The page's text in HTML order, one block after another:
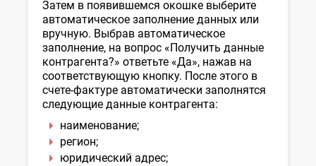
Затем в появившемся окошке выберите
автоматическое заполнение данных или
вручную. Выбрав автоматическое
заполнение, на вопрос «Получить данные
контрагента?» ответьте «Да», нажав на
соответствующую кнопку. После этого в
счете-фактуре автоматически заполнятся
следующие данные контрагента:
наименование;
регион;
юридический адрес;